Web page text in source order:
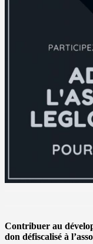
Contribuer au
don défiscalisé à